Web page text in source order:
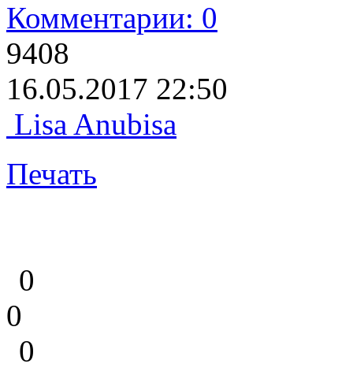
Комментарии: 0
9408
16.05.2017 22:50
Lisa Anubisa
Печать
0
0
0